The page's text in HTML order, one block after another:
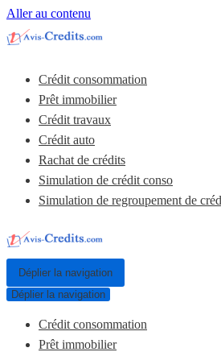
Aller au contenu
Crédit consommation
Prêt immobilier
Crédit travaux
Crédit auto
Rachat de crédits
Simulation de crédit conso
Simulation de regroupement de
Déplier la navigation
Déplier la navigation
Crédit consommation
Prêt immobilier